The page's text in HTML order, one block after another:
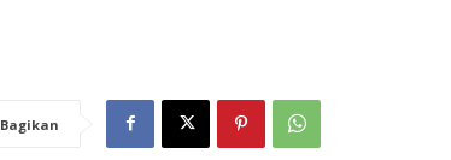
Bagikan